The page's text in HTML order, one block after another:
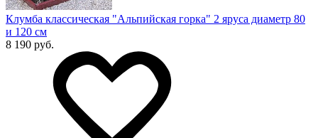
Клумба классическая "Альпийская горка" 2 яруса диаметр 80
и 120 см
8 190 руб.